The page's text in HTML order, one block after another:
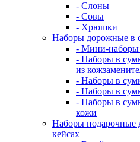
- Слоны
- Совы
- Хрюшки
Наборы дорожные в
- Мини-наборы
- Наборы в
из
- Наборы в
- Наборы в
- Наборы в
кожи
Наборы подарочные
кейсах